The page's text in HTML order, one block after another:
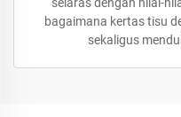
bagaimana kertas tisu
sekaligus